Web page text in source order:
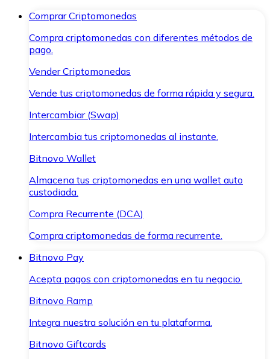
Comprar Criptomonedas
Compra criptomonedas con diferentes métodos de
pago.
Vender Criptomonedas
Vende tus criptomonedas de forma rápida y segura.
Intercambiar (Swap)
Intercambia tus criptomonedas al instante.
Bitnovo Wallet
Almacena tus criptomonedas en una wallet auto
custodiada.
Compra Recurrente (DCA)
Compra criptomonedas de forma recurrente.
Bitnovo Pay
Acepta pagos con criptomonedas en tu negocio.
Bitnovo Ramp
Integra nuestra solución en tu plataforma.
Bitnovo Giftcards